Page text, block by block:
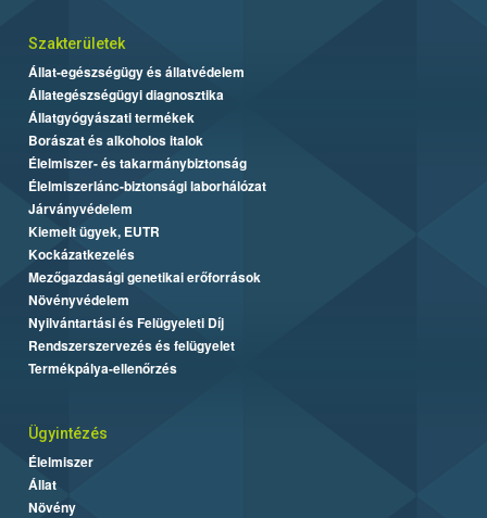
Szakterületek
Állat-egészségügy és állatvédelem
Állategészségügyi diagnosztika
Állatgyógyászati termékek
Borászat és alkoholos italok
Élelmiszer- és takarmánybiztonság
Élelmiszerlánc-biztonsági laborhálózat
Járványvédelem
Kiemelt ügyek, EUTR
Kockázatkezelés
Mezőgazdasági genetikai erőforrások
Növényvédelem
Nyilvántartási és Felügyeleti Díj
Rendszerszervezés és felügyelet
Termékpálya-ellenőrzés
Ügyintézés
Élelmiszer
Állat
Növény